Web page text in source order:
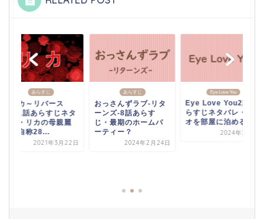
あらすじ
「リカ～リバース
～」1話あらすじネタ
バレ・リカの母親麗
美も自称28...
2021年3月22日
あらすじ
おっさんずラブ-リタ
ーンズ-8話あらす
じ・最期のホームパ
ーティー？
2024年2月24日
Eye Love You
Eye Love You2話あ
らすじネタバレ・テ
オを部屋に泊める侑...
2024年3月9日